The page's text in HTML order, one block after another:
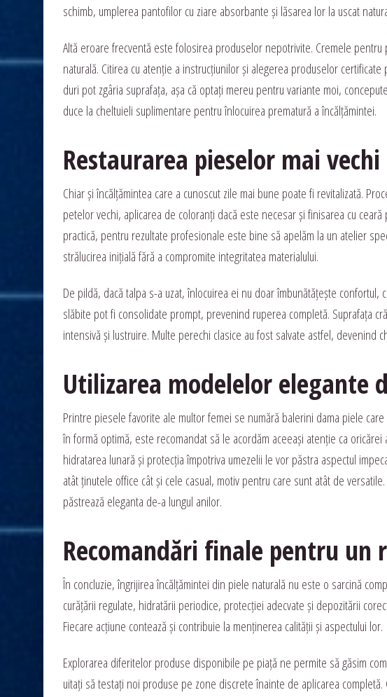
schimb, umplerea pantofilor cu ziare absorbante și lăsarea lor la uscat
Altă eroare frecventă este folosirea produselor nepotrivite. Cremele
naturală. Citirea cu atenție a instrucțiunilor și alegerea produselor
duri pot zgâria suprafața, așa că optați mereu pentru variante moi,
duce la cheltuieli suplimentare pentru înlocuirea prematură a încălțămintei.
Restaurarea pieselor mai vechi
Chiar și încălțămintea care a cunoscut zile mai bune poate fi revitalizată.
petelor vechi, aplicarea de coloranți dacă este necesar și finisarea cu
practică, pentru rezultate profesionale este bine să apelăm la un atelier
strălucirea inițială fără a compromite integritatea materialului.
De pildă, dacă talpa s-a uzat, înlocuirea ei nu doar îmbunătățește confortul,
slăbite pot fi consolidate prompt, prevenind ruperea completă. Suprafața
intensivă și lustruire. Multe perechi clasice au fost salvate astfel, devenind
Utilizarea modelelor elegante
Printre piesele favorite ale multor femei se numără balerini dama piele
în formă optimă, este recomandat să le acordăm aceeași atenție ca
hidratarea lunară și protecția împotriva umezelii le vor păstra aspectul
atât ținutele office cât și cele casual, motiv pentru care sunt atât de
păstrează eleganta de-a lungul anilor.
Recomandări finale pentru un
În concluzie, îngrijirea încălțămintei din piele naturală nu este o sarcină
curățării regulate, hidratării periodice, protecției adecvate și depozitării
Fiecare acțiune contează și contribuie la menținerea calității și aspectului lor.
Explorarea diferitelor produse disponibile pe piață ne permite să găsim
uitați să testați noi produse pe zone discrete înainte de aplicarea